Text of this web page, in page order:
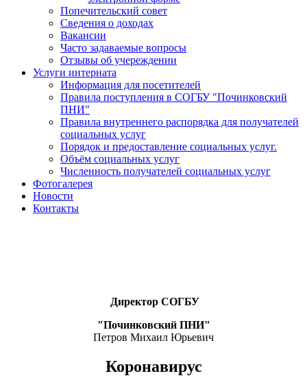
Попечительский совет
Сведения о доходах
Вакансии
Часто задаваемые вопросы
Отзывы об учереждении
Услуги интерната
Информация для посетителей
Правила поступления в СОГБУ "Починковский
ПНИ"
Правила внутреннего распорядка для получателей
социальных услуг
Порядок и предоставление социальных услуг.
Объём социальных услуг
Численность получателей социальных услуг
Фотогалерея
Новости
Контакты
Директор СОГБУ
"Починковский ПНИ"
Петров Михаил Юрьевич
Коронавирус